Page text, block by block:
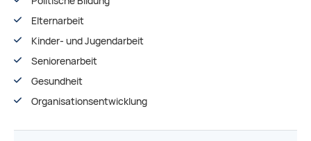
Elternarbeit
Kinder- und Jugendarbeit
Seniorenarbeit
Gesundheit
Organisationsentwiсklung